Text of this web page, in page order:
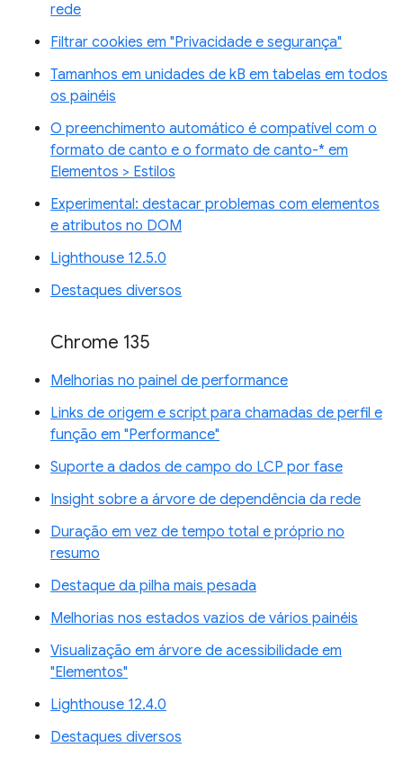
rede
Filtrar cookies em "Privacidade e segurança"
Tamanhos em unidades de kB em tabelas em todos
os painéis
O preenchimento automático é compatível com o
formato de canto e o formato de canto-* em
Elementos > Estilos
Experimental: destacar problemas com elementos
e atributos no DOM
Lighthouse 12.5.0
Destaques diversos
Chrome 135
Melhorias no painel de performance
Links de origem e script para chamadas de perfil e
função em "Performance"
Suporte a dados de campo do LCP por fase
Insight sobre a árvore de dependência da rede
Duração em vez de tempo total e próprio no
resumo
Destaque da pilha mais pesada
Melhorias nos estados vazios de vários painéis
Visualização em árvore de acessibilidade em
"Elementos"
Lighthouse 12.4.0
Destaques diversos